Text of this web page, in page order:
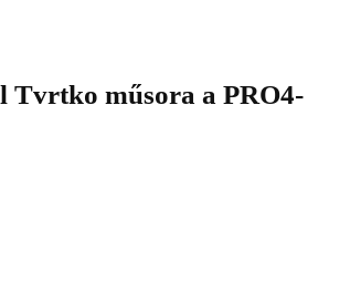
Tvrtko műsora a PRO4-